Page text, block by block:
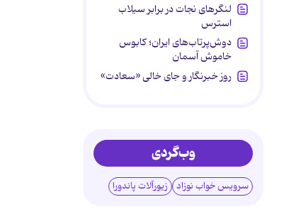
لنگرهای نجات در برابر سیلاب
استرس
دوش‌پرتاب‌های ایران؛ کابوس
خاموش آسمان
روز خبرنگار و جای خالی «سعادت»
وب‌گردی
سرویس خواب نوزاد زیورآلات پاندورا